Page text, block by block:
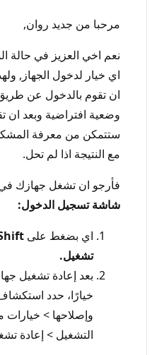
مرحبا من جديد روان,
نعم اخي العزيز في حالة
اي خيار لدخول الجهاز,
ان تقوم بالدخول عن
وضعية افتراضية وبعد ان
ستتمكن من معرفة المشكلة
مع النتيجة اذا لم تحل.
فأرجو ان تشغل جهازك في
شاشة تسجيل الدخول:
اي بضغط على
تشغيل.
بعد إعادة تشغيل
خيارًا، حدد
وإصلاحها > خيارات
التشغيل > إعادة